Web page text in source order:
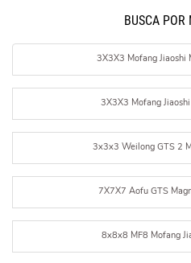
BUSCÁ POR
3X3X3 Mofang Jiaoshi
3X3X3 Mofang
3x3x3 Weilong GTS 2
7X7X7 Aofu GTS
8x8x8 MF8 Mofang